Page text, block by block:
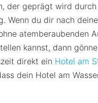
der geprägt wird
Wenn du dir nach
atemberaubenden
kannst, dann
direkt ein Hotel am
dein Hotel am